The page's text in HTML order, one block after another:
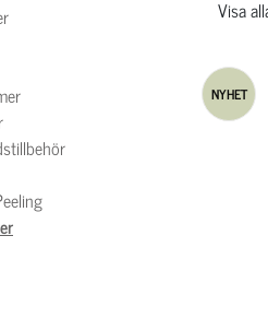
Visa
NYHET